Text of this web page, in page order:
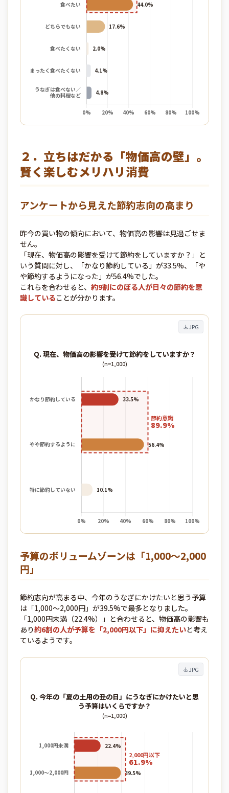
２．立ちはだかる「物価高の壁」。
賢く楽しむメリハリ消費
アンケートから見えた節約志向の高まり
昨今の買い物の傾向において、物価高の影響は見過ごせま
せん。
「現在、物価高の影響を受けて節約をしていますか？」と
いう質問に対し、「かなり節約している」が33.5%、「や
や節約するようになった」が56.4%でした。
これらを合わせると、 約9割にのぼる人が日々の節約を意
識していることが分かります。
JPG
Q. 現在、物価高の影響を受けて節約をしていますか？
(n=1,000)
予算のボリュームゾーンは「1,000〜2,000
円」
節約志向が高まる中、今年のうなぎにかけたいと思う予算
は「1,000～2,000円」が39.5%で最多となりました。
「1,000円未満（22.4%）」と合わせると、物価高の影響も
あり約6割の人が予算を「2,000円以下」に抑えたいと考え
ているようです。
JPG
Q. 今年の「夏の土用の丑の日」にうなぎにかけたいと思
う予算はいくらですか？
(n=1,000)